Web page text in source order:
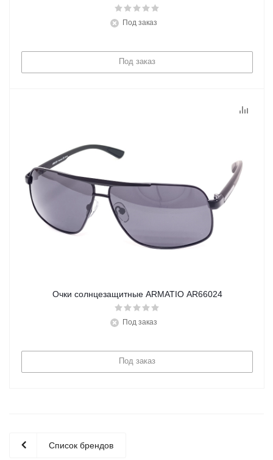
Под заказ
Под заказ
Очки солнцезащитные ARMATIO AR66024
Под заказ
Под заказ
Список брендов